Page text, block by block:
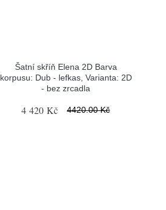
Šatní skříň Elena 2D Barva
korpusu: Dub - lefkas, Varianta: 2D
- bez zrcadla
4 420 Kč 4420.00 Kč